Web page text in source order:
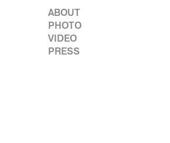
ABOUT
PHOTO
VIDEO
PRESS